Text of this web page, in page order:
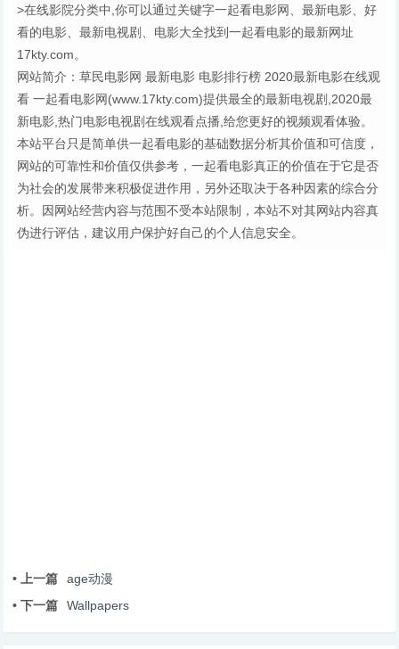
>在线影院分类中,你可以通过关键字一起看电影网、最新电影、好
看的电影、最新电视剧、电影大全找到一起看电影的最新网址
17kty.com。
网站简介：草民电影网 最新电影 电影排行榜 2020最新电影在线观
看 一起看电影网(www.17kty.com)提供最全的最新电视剧,2020最
新电影,热门电影电视剧在线观看点播,给您更好的视频观看体验。
本站平台只是简单供一起看电影的基础数据分析其价值和可信度，
网站的可靠性和价值仅供参考，一起看电影真正的价值在于它是否
为社会的发展带来积极促进作用，另外还取决于各种因素的综合分
析。因网站经营内容与范围不受本站限制，本站不对其网站内容真
伪进行评估，建议用户保护好自己的个人信息安全。
• 上一篇
age动漫
• 下一篇
Wallpapers